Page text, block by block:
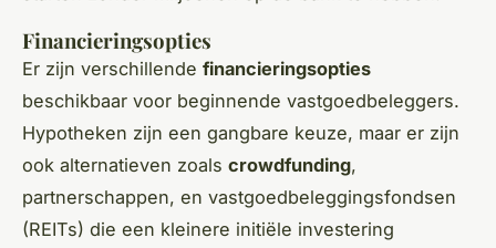
Financieringsopties
Er zijn verschillende financieringsopties
beschikbaar voor beginnende vastgoedbeleggers.
Hypotheken zijn een gangbare keuze, maar er zijn
ook alternatieven zoals crowdfunding,
partnerschappen, en vastgoedbeleggingsfondsen
(REITs) die een kleinere initiële investering